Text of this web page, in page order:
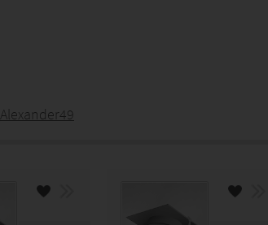
Alexander49